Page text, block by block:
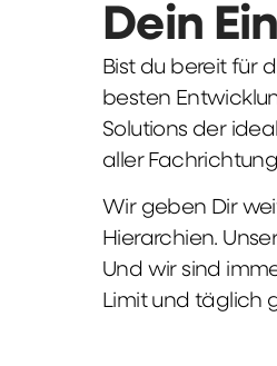
Dein
Bist du bereit für
besten
Solutions der
aller
Wir geben Dir
Hierarchien.
Und wir sind
Limit und täglich